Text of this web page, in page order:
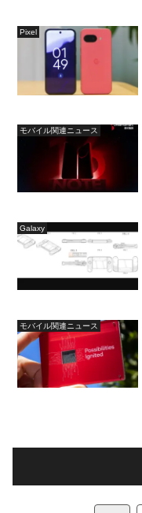
Pixel
モバイル関連ニュース
Galaxy
モバイル関連ニュース